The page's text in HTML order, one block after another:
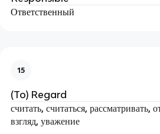
Ответственный
15
(To) Regard
считать, считаться,
взгляд, уважение